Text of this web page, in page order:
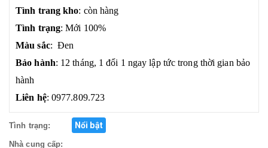
Tình trang kho: còn hàng
Tình trạng: Mới 100%
Màu sắc: Đen
Bảo hành: 12 tháng, 1 đổi 1 ngay lập tức trong thời gian bảo
hành
Liên hệ: 0977.809.723
Tình trạng: Nổi bật
Nhà cung cấp: